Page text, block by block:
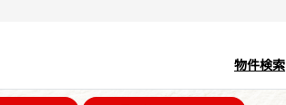
物件検索